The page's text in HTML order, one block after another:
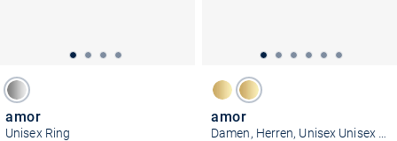
amor
Unisex Ring
amor